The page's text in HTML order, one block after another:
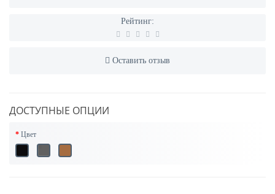
Рейтинг:
Оставить отзыв
ДОСТУПНЫЕ ОПЦИИ
Цвет